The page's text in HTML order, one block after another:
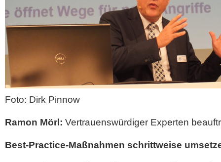
Foto: Dirk Pinnow
Ramon Mörl: Vertrauenswürdiger Experten
Best-Practice-Maßnahmen schrittweise